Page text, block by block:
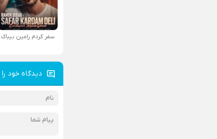
سفر کردم رامین بیباک
دیدگاه خود